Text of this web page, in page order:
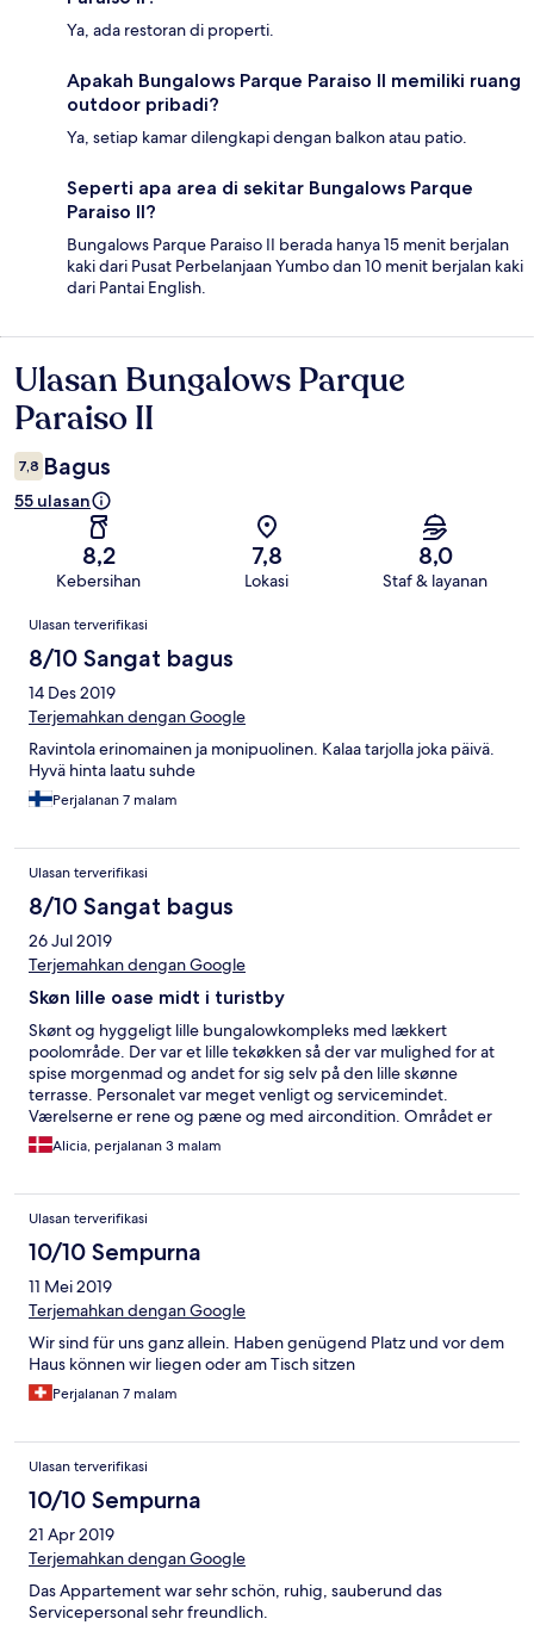
Ya, ada restoran di properti.
Apakah Bungalows Parque Paraiso II memiliki ruang
outdoor pribadi?
Ya, setiap kamar dilengkapi dengan balkon atau patio.
Seperti apa area di sekitar Bungalows Parque
Paraiso II?
Bungalows Parque Paraiso II berada hanya 15 menit berjalan
kaki dari Pusat Perbelanjaan Yumbo dan 10 menit berjalan kaki
dari Pantai English.
Ulasan
Ulasan Bungalows Parque
Paraiso II
7,8 Bagus
55 ulasan
8,2
Kebersihan
7,8
Lokasi
8,0
Staf & layanan
Ulasan
Ulasan terverifikasi
8/10 Sangat bagus
14 Des 2019
Terjemahkan dengan Google
Ravintola erinomainen ja monipuolinen. Kalaa tarjolla joka päivä.
Hyvä hinta laatu suhde
Perjalanan 7 malam
Ulasan terverifikasi
8/10 Sangat bagus
26 Jul 2019
Terjemahkan dengan Google
Skøn lille oase midt i turistby
Skønt og hyggeligt lille bungalowkompleks med lækkert
poolområde. Der var et lille tekøkken så der var mulighed for at
spise morgenmad og andet for sig selv på den lille skønne
terrasse. Personalet var meget venligt og servicemindet.
Værelserne er rene og pæne og med aircondition. Området er
meget turistpræget, så hvis man ikke gider det, er Playa del
inglés ikke det bedste sted, men komplekset er helt sikkert
Alicia, perjalanan 3 malam
Ulasan terverifikasi
10/10 Sempurna
11 Mei 2019
Terjemahkan dengan Google
Wir sind für uns ganz allein. Haben genügend Platz und vor dem
Haus können wir liegen oder am Tisch sitzen
Perjalanan 7 malam
Ulasan terverifikasi
10/10 Sempurna
21 Apr 2019
Terjemahkan dengan Google
Das Appartement war sehr schön, ruhig, sauberund das
Servicepersonal sehr freundlich.